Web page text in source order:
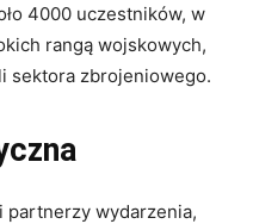
4000 uczestników, w
rangą wojskowych,
sektora zbrojeniowego.
partnerzy wydarzenia,